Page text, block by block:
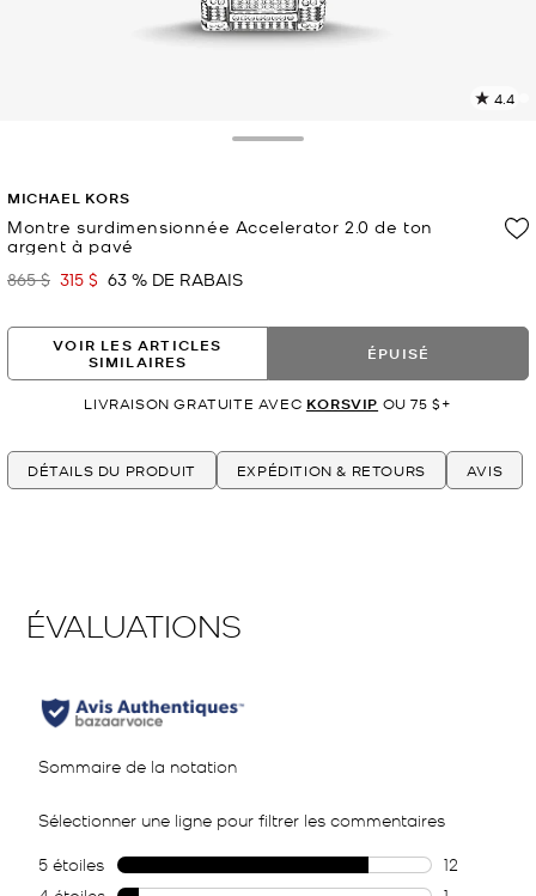
4.4
MICHAEL KORS
Montre surdimensionnée Accelerator 2.0 de ton
argent à pavé
était
865 $ maintenant
315 $ 63 % DE RABAIS
VOIR LES ARTICLES
SIMILAIRES
ÉPUISÉ
LIVRAISON GRATUITE AVEC KORSVIP OU 75 $+
DÉTAILS DU PRODUIT EXPÉDITION & RETOURS AVIS